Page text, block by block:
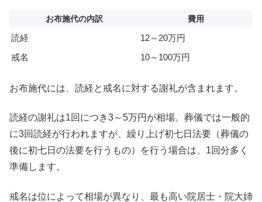
お布施代の内訳 費用
読経
12～20万円
戒名
10～100万円
お布施代には、読経と戒名に対する謝礼が含まれます。
読経の謝礼は1回につき3～5万円が相場。葬儀では一般的
に3回読経が行われますが、繰り上げ初七日法要（葬儀の
後に初七日の法要を行うもの）を行う場合は、1回分多く
準備します。
戒名は位によって相場が異なり、最も高い院居士・院大姉